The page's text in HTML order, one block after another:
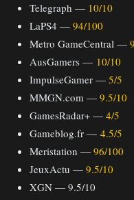
Telegraph — 10/10
LaPS4 — 94/100
Metro GameCentral —
AusGamers — 10/10
ImpulseGamer — 5/5
MMGN.com — 9.5/10
GamesRadar+ — 4/5
Gameblog.fr — 4.5/5
Meristation — 96/100
JeuxActu — 9.5/10
XGN — 9.5/10